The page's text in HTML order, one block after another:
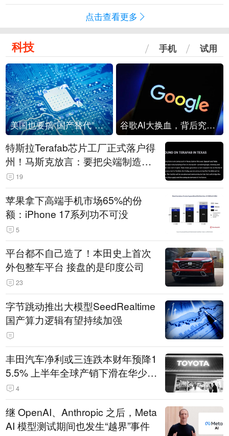
点击查看更多
科技 手机 试用
美国也要搞“国产替代”？先算清三笔账 谷歌AI大换血，背后究竟发生了什么？
特斯拉Terafab芯片工厂正式落户得
州！马斯克放言：要把尖端制造带
回美国
19
苹果拿下高端手机市场65%的份
额：iPhone 17系列功不可没
5
平台都不自己造了！本田史上首次
外包整车平台 接盘的是印度公司
23
字节跳动推出大模型SeedRealtime
国产算力逻辑有望持续加强
丰田汽车净利或三连跌本财年预降1
5.5% 上半年全球产销下滑在华少卖
14.3万辆
4
继 OpenAI、Anthropic 之后，Meta
AI 模型测试期间也发生“越界”事件